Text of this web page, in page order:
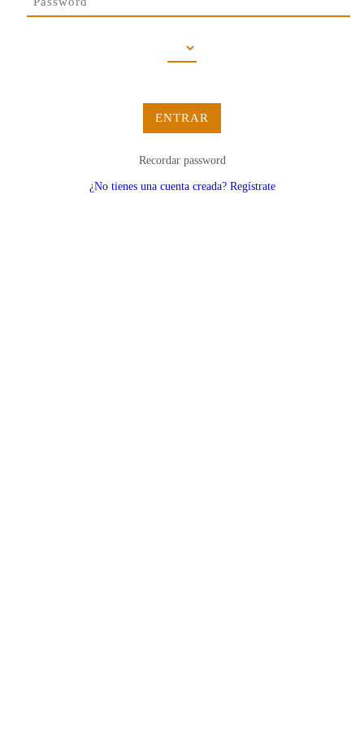
ENTRAR
Recordar password
¿No tienes una cuenta creada? Regístrate